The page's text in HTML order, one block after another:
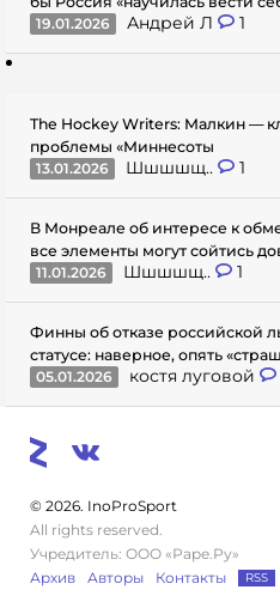
19.01.2026
Андрей Л 1
The Hockey Writers: Малкин —
проблемы «Миннесоты
13.01.2026
Шшшшщ.. 1
В Монреале об интересе к
все элементы могут сойтись
11.01.2026
Шшшшщ.. 1
Финны об отказе российской
статусе: наверное, опять
05.01.2026
костя луговой
© 2026. InoProSport
All rights reserved.
Учредитель: ООО «Раре.Ру»
Архив
Авторы Контакты RSS